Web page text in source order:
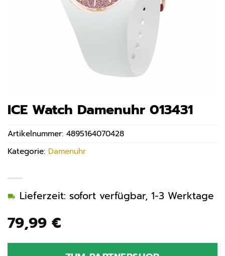
ICE Watch Damenuhr 013431
79,99 €
Lieferzeit: sofort verfügbar, 1-3 Werktage
Artikelnummer: 4895164070428
Kategorie: Damenuhr